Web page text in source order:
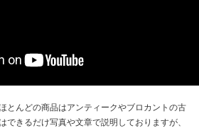
とんどの商品はアンティークやブロカントの古
できるだけ写真や文章で説明しておりますが、